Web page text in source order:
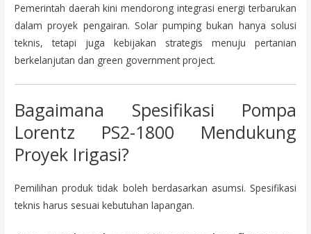
Pemerintah daerah kini mendorong integrasi energi terbarukan
dalam proyek pengairan. Solar pumping bukan hanya solusi
teknis, tetapi juga kebijakan strategis menuju pertanian
berkelanjutan dan green government project.
Bagaimana Spesifikasi Pompa
Lorentz PS2-1800 Mendukung
Proyek Irigasi?
Pemilihan produk tidak boleh berdasarkan asumsi. Spesifikasi
teknis harus sesuai kebutuhan lapangan.